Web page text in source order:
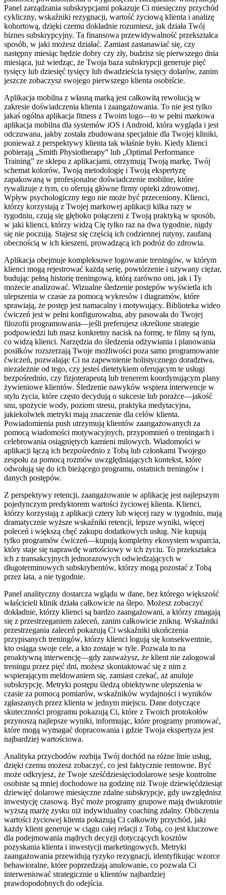
Panel zarządzania subskrypcjami pokazuje Ci miesięczny przychód
cykliczny, wskaźniki rezygnacji, wartość życiową klienta i analizę
kohortową, dzięki czemu dokładnie rozumiesz, jak działa Twój
biznes subskrypcyjny. Ta finansowa przewidywalność przekształca
sposób, w jaki możesz działać. Zamiast zastanawiać się, czy
następny miesiąc będzie dobry czy zły, budzisz się pierwszego dnia
miesiąca, już wiedząc, że Twoja baza subskrypcji generuje pięć
tysięcy lub dziesięć tysięcy lub dwadzieścia tysięcy dolarów, zanim
jeszcze zobaczysz swojego pierwszego klienta osobiście.
Aplikacja mobilna z własną marką jest całkowitą rewolucją w
zakresie doświadczenia klienta i zaangażowania. To nie jest tylko
jakaś ogólna aplikacja fitness z Twoim logo—to w pełni markowa
aplikacja mobilna dla systemów iOS i Android, która wygląda i jest
odczuwana, jakby została zbudowana specjalnie dla Twojej kliniki,
ponieważ z perspektywy klienta tak właśnie było. Kiedy klienci
pobierają „Smith Physiotherapy” lub „Optimal Performance
Training” ze sklepu z aplikacjami, otrzymują Twoją markę, Twój
schemat kolorów, Twoją metodologię i Twoją ekspertyzę
zapakowaną w profesjonalne doświadczenie mobilne, które
rywalizuje z tym, co oferują główne firmy opieki zdrowotnej.
Wpływ psychologiczny tego nie może być przeceniony. Klienci,
którzy korzystają z Twojej markowej aplikacji kilka razy w
tygodniu, czują się głęboko połączeni z Twoją praktyką w sposób,
w jaki klienci, którzy widzą Cię tylko raz na dwa tygodnie, nigdy
się nie poczują. Stajesz się częścią ich codziennej rutyny, zaufaną
obecnością w ich kieszeni, prowadzącą ich podróż do zdrowia.
Aplikacja obejmuje kompleksowe logowanie treningów, w którym
klienci mogą rejestrować każdą serię, powtórzenie i używany ciężar,
budując pełną historię treningową, którą zarówno oni, jak i Ty
możecie analizować. Wizualne śledzenie postępów wyświetla ich
ulepszenia w czasie za pomocą wykresów i diagramów, które
sprawiają, że postęp jest namacalny i motywujący. Biblioteka wideo
ćwiczeń jest w pełni konfigurowalna, aby pasowała do Twojej
filozofii programowania—jeśli preferujesz określone strategie
podpowiedzi lub masz konkretny nacisk na formę, te filmy są tym,
co widzą klienci. Narzędzia do śledzenia odżywiania i planowania
posiłków rozszerzają Twoje możliwości poza samo programowanie
ćwiczeń, pozwalając Ci na zapewnienie holistycznego doradztwa,
niezależnie od tego, czy jesteś dietetykiem oferującym te usługi
bezpośrednio, czy fizjoterapeutą lub trenerem koordynującym plany
żywieniowe klientów. Śledzenie nawyków wspiera interwencje w
stylu życia, które często decydują o sukcesie lub porażce—jakość
snu, spożycie wody, poziom stresu, praktyka medytacyjna,
jakiekolwiek metryki mają znaczenie dla celów klienta.
Powiadomienia push utrzymują klientów zaangażowanych za
pomocą wiadomości motywacyjnych, przypomnień o treningach i
celebrowania osiągniętych kamieni milowych. Wiadomości w
aplikacji łączą ich bezpośrednio z Tobą lub członkami Twojego
zespołu za pomocą rozmów uwzględniających kontekst, które
odwołują się do ich bieżącego programu, ostatnich treningów i
danych postępów.
Z perspektywy retencji, zaangażowanie w aplikację jest najlepszym
pojedynczym predyktorem wartości życiowej klienta. Klienci,
którzy korzystają z aplikacji cztery lub więcej razy w tygodniu, mają
dramatycznie wyższe wskaźniki retencji, lepsze wyniki, więcej
poleceń i większą chęć zakupu dodatkowych usług. Nie kupują
tylko programów ćwiczeń—kupują kompletny ekosystem wsparcia,
który staje się naprawdę wartościowy w ich życiu. To przekształca
ich z transakcyjnych jednorazowych odwiedzających w
długoterminowych subskrybentów, którzy mogą pozostać z Tobą
przez lata, a nie tygodnie.
Panel analityczny dostarcza wglądu w dane, bez którego większość
właścicieli klinik działa całkowicie na ślepo. Możesz zobaczyć
dokładnie, którzy klienci są bardzo zaangażowani, a którzy zmagają
się z przestrzeganiem zaleceń, zanim całkowicie znikną. Wskaźniki
przestrzegania zaleceń pokazują Ci wskaźniki ukończenia
przypisanych treningów, którzy klienci logują się konsekwentnie,
kto osiąga swoje cele, a kto zostaje w tyle. Pozwala to na
proaktywną interwencję—gdy zauważysz, że klient nie zalogował
treningu przez pięć dni, możesz skontaktować się z nim z
wspierającym meldowaniem się, zamiast czekać, aż anuluje
subskrypcję. Metryki postępu śledzą obiektywne ulepszenia w
czasie za pomocą pomiarów, wskaźników wydajności i wyników
zgłaszanych przez klienta w jednym miejscu. Dane dotyczące
skuteczności programu pokazują Ci, które z Twoich protokołów
przynoszą najlepsze wyniki, informując, które programy promować,
które mogą wymagać dopracowania i gdzie Twoja ekspertyza jest
najbardziej wartościowa.
Analityka przychodów rozbija Twój dochód na różne linie usług,
dzięki czemu możesz zobaczyć, co jest faktycznie rentowne. Być
może odkryjesz, że Twoje sześćdziesięciodolarowe sesje kontrolne
osobiste są mniej dochodowe na godzinę niż Twoje dziewięćdziesiąt
dziewięć dolarowe miesięczne zdalne subskrypcje, gdy uwzględnisz
inwestycję czasową. Być może programy grupowe mają dwukrotnie
wyższą marżę zysku niż indywidualny coaching zdalny. Obliczenia
wartości życiowej klienta pokazują Ci całkowity przychód, jaki
każdy klient generuje w ciągu całej relacji z Tobą, co jest kluczowe
dla podejmowania mądrych decyzji dotyczących kosztów
pozyskania klienta i inwestycji marketingowych. Metryki
zaangażowania przewidują ryzyko rezygnacji, identyfikując wzorce
behawioralne, które poprzedzają anulowanie, co pozwala Ci
interweniować strategicznie u klientów najbardziej
prawdopodobnych do odejścia.